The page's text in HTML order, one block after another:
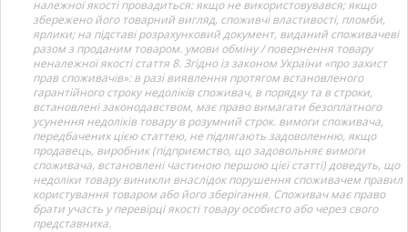
належної якості провадиться: якщо не використовувався; якщо
збережено його товарний вигляд, споживчі властивості, пломби,
ярлики; на підставі розрахунковий документ, виданий споживачеві
разом з проданим товаром. умови обміну / повернення товару
неналежної якості стаття 8. Згідно із законом України «про захист
прав споживачів»: в разі виявлення протягом встановленого
гарантійного строку недоліків споживач, в порядку та в строки,
встановлені законодавством, має право вимагати безоплатного
усунення недоліків товару в розумний строк. вимоги споживача,
передбачених цією статтею, не підлягають задоволенню, якщо
продавець, виробник (підприємство, що задовольняє вимоги
споживача, встановлені частиною першою цієї статті) доведуть, що
недоліки товару виникли внаслідок порушення споживачем правил
користування товаром або його зберігання. Споживач має право
брати участь у перевірці якості товару особисто або через свого
представника.